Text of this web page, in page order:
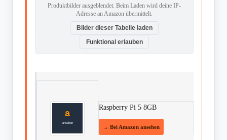
Produktbilder ausgeblendet. Beim Laden wird deine IP-
Adresse an Amazon übermittelt.
Bilder dieser Tabelle laden
Funktional erlauben
Raspberry Pi 5 8GB